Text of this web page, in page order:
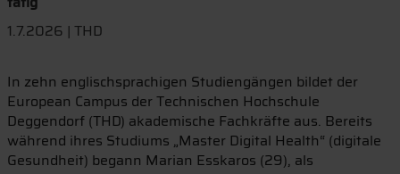
1.7.2026 | THD
In zehn englischsprachigen Studiengängen bildet der
European Campus der Technischen Hochschule
Deggendorf (THD) akademische Fachkräfte aus. Bereits
während ihres Studiums „Master Digital Health“ (digitale
Gesundheit) begann Marian Esskaros (29), als